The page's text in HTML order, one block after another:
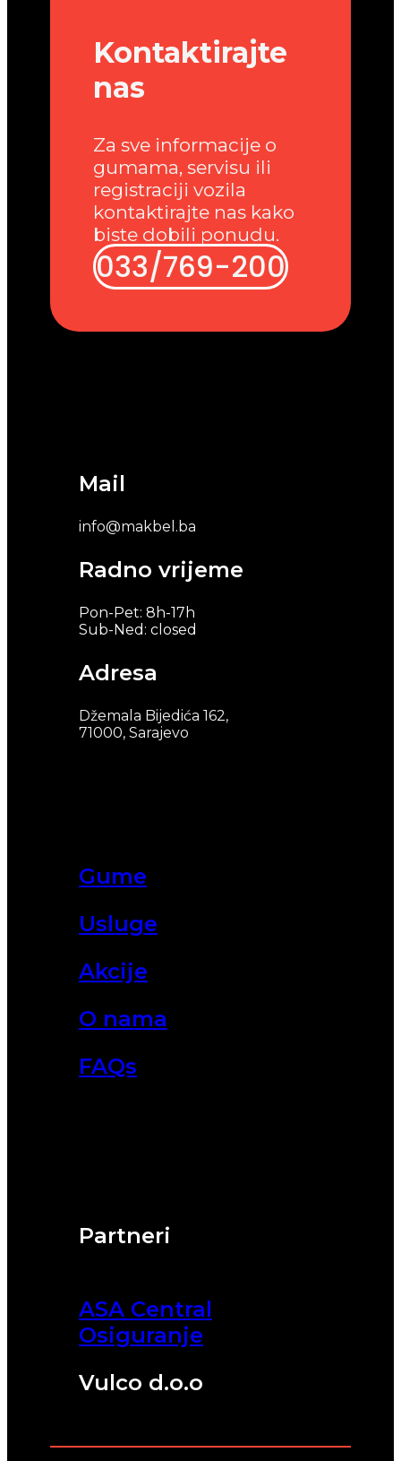
Partneri
ASA Central
Osiguranje
Vulco d.o.o
Gume
Usluge
Akcije
O nama
FAQs
Mail
info@makbel.ba
Radno vrijeme
Pon-Pet: 8h-17h
Sub-Ned: closed
Adresa
Džemala Bijedića 162,
71000, Sarajevo
Kontaktirajte
nas
Za sve informacije o
gumama, servisu ili
registraciji vozila
kontaktirajte nas kako
biste dobili ponudu.
033/769-200